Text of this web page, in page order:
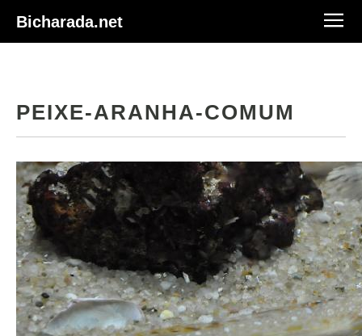
Bicharada.net
PEIXE-ARANHA-COMUM